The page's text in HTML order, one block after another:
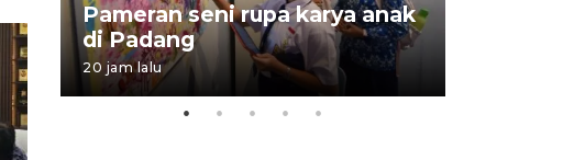
Pameran seni rupa karya anak
di Padang
20 jam lalu